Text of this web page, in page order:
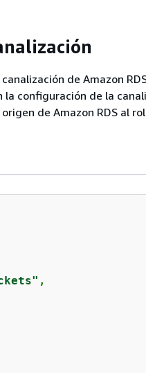
de Amazon
la configuración de la
de Amazon RDS al
,